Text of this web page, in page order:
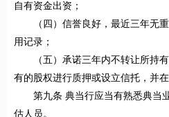
自有资金出资；
（四）信誉良好，最近三年无
用记录；
（五）承诺三年内不转让所持
有的股权进行质押或设立信托，并
第九条 典当行应当有熟悉典当
估人员。